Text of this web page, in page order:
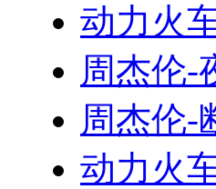
动力火
周杰伦-
周杰伦-
动力火